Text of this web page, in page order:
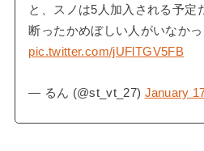
と、スノは5人加入される予
断ったかめぼしい人がいなか
pic.twitter.com/jUFlTGV5FB
— るん (@st_vt_27) January